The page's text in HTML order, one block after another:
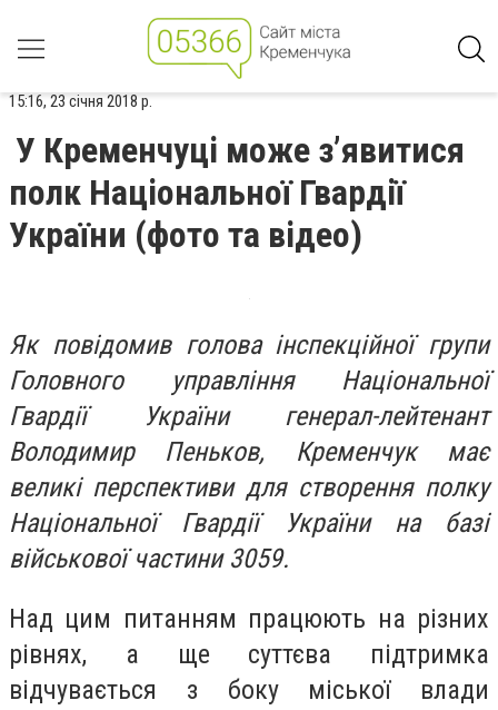
15:16, 23 січня 2018 р.
У Кременчуці може з’явитися
полк Національної Гвардії
України (фото та відео)
Як повідомив голова інспекційної групи
Головного управління Національної
Гвардії України генерал-лейтенант
Володимир Пеньков, Кременчук має
великі перспективи для створення полку
Національної Гвардії України на базі
військової частини 3059.
Над цим питанням працюють на різних
рівнях, а ще суттєва підтримка
відчувається з боку міської влади